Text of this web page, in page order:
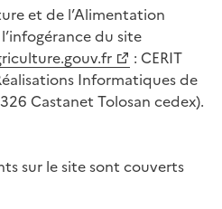
et de l’Alimentation
du site
: CERIT
Informatiques de
Castanet Tolosan cedex).
sur le site sont couverts